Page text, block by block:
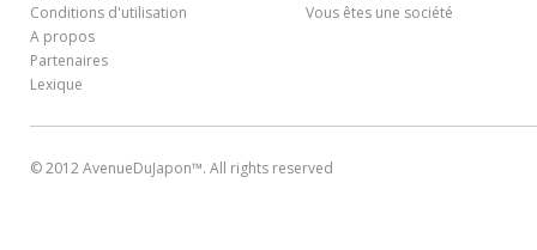
Conditions d'utilisation
A propos
Partenaires
Lexique
Vous êtes une société
© 2012 AvenueDuJapon™. All rights reserved